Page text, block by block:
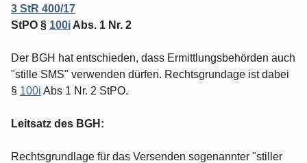
3 StR 400/17
StPO § 100i Abs. 1 Nr. 2
Der BGH hat entschieden, dass Ermittlungsbehörden auch
"stille SMS" verwenden dürfen. Rechtsgrundage ist dabei
§ 100i Abs 1 Nr. 2 StPO.
Leitsatz des BGH:
Rechtsgrundlage für das Versenden sogenannter "stiller